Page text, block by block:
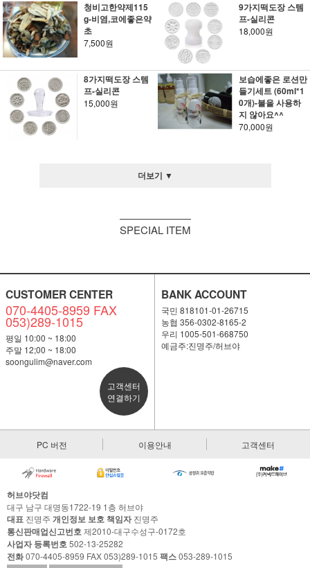
청비고한약제115
g-비염,코에좋은약
초
7,500원
9가지떡도장 스템
프-실리콘
18,000원
8가지떡도장 스템
프-실리콘
15,000원
보습에좋은 로션만
들기세트 (60ml*1
0개)-불을 사용하
지 않아요^^
70,000원
더보기 ▼
SPECIAL ITEM
CUSTOMER CENTER
070-4405-8959 FAX
053)289-1015
평일 10:00 ~ 18:00
주말 12;00 ~ 18:00
soongulim@naver.com
고객센터
연결하기
BANK ACCOUNT
국민 818101-01-26715
농협 356-0302-8165-2
우리 1005-501-668750
예금주:진명주/허브야
PC 버전 이용안내 고객센터
허브야닷컴
대구 남구 대명동1722-19 1층 허브야
대표 진명주 개인정보 보호 책임자진명주
통신판매업신고번호제2010-대구수성구-0172호
사업자 등록번호502-13-25282
전화070-4405-8959 FAX 053)289-1015 팩스053-289-1015